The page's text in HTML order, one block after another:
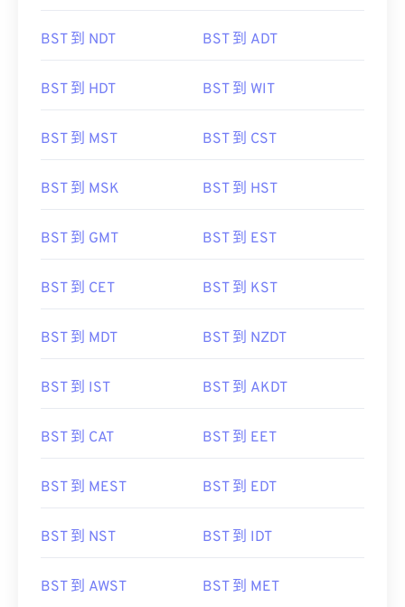
BST 到 NDT BST 到 ADT
BST 到 HDT BST 到 WIT
BST 到 MST BST 到 CST
BST 到 MSK BST 到 HST
BST 到 GMT BST 到 EST
BST 到 CET BST 到 KST
BST 到 MDT BST 到 NZDT
BST 到 IST BST 到 AKDT
BST 到 CAT BST 到 EET
BST 到 MEST BST 到 EDT
BST 到 NST BST 到 IDT
BST 到 AWST BST 到 MET